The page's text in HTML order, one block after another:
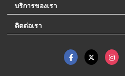
บริการของเรา
ติดต่อเรา